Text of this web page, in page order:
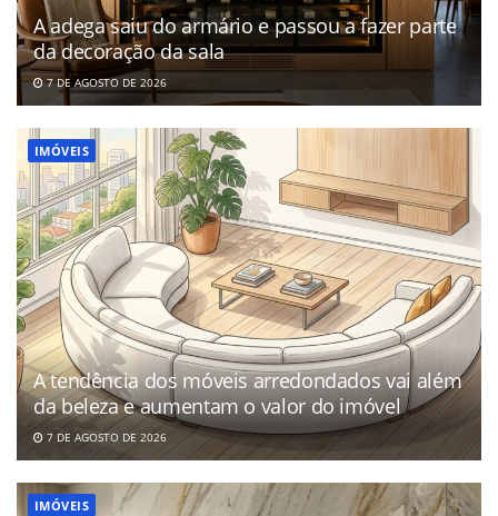
A adega saiu do armário e passou a fazer parte
da decoração da sala
7 DE AGOSTO DE 2026
IMÓVEIS
A tendência dos móveis arredondados vai além
da beleza e aumentam o valor do imóvel
7 DE AGOSTO DE 2026
IMÓVEIS